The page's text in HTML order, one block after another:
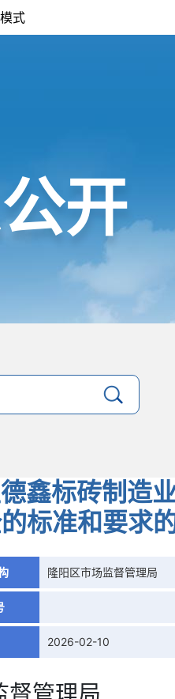
式
开
鑫标砖制造
标准和要求
隆阳区市场监督管理局
2026-02-10